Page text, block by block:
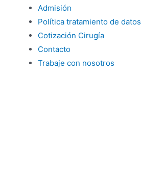
Admisión
Política tratamiento de datos
Cotización Cirugía
Contacto
Trabaje con nosotros